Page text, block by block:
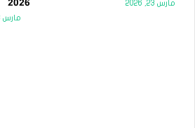
مارس 23, 2026
مارس 23, 2026